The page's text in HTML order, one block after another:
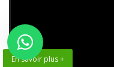
En savoir plus +